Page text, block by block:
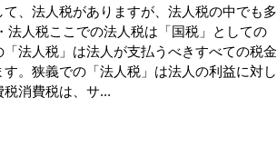
、法人税がありますが、法人税の中でも多
法人税ここでの法人税は「国税」としての
法人税」は法人が支払うべきすべての税金
。狭義での「法人税」は法人の利益に対し
消費税は、サ...